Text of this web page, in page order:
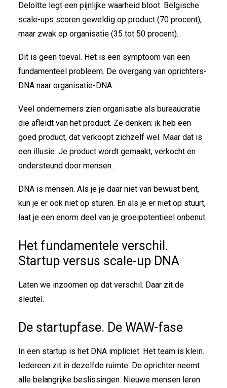
Deloitte legt een pijnlijke waarheid bloot. Belgische
scale-ups scoren geweldig op product (70 procent),
maar zwak op organisatie (35 tot 50 procent).
Dit is geen toeval. Het is een symptoom van een
fundamenteel probleem. De overgang van oprichters-
DNA naar organisatie-DNA.
Veel ondernemers zien organisatie als bureaucratie
die afleidt van het product. Ze denken: ik heb een
goed product, dat verkoopt zichzelf wel. Maar dat is
een illusie. Je product wordt gemaakt, verkocht en
ondersteund door mensen.
DNA is mensen. Als je je daar niet van bewust bent,
kun je er ook niet op sturen. En als je er niet op stuurt,
laat je een enorm deel van je groeipotentieel onbenut.
Het fundamentele verschil.
Startup versus scale-up DNA
Laten we inzoomen op dat verschil. Daar zit de
sleutel.
De startupfase. De WAW-fase
In een startup is het DNA impliciet. Het team is klein.
Iedereen zit in dezelfde ruimte. De oprichter neemt
alle belangrijke beslissingen. Nieuwe mensen leren